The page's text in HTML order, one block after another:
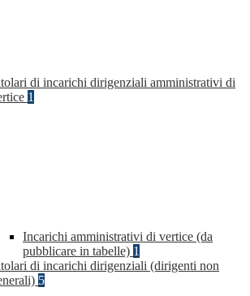
di incarichi dirigenziali amministrativi di
1
Incarichi amministrativi di vertice (da
pubblicare in tabelle) 1
di incarichi dirigenziali (dirigenti non
5